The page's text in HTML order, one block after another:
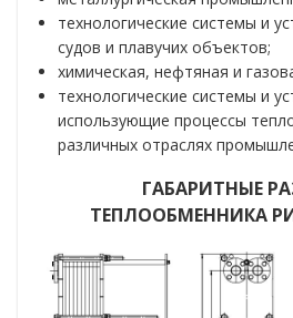
технологические системы и
судов и плавучих объектов;
химическая, нефтяная и
технологические системы и
использующие процессы
различных отраслях
ГАБАРИТНЫЕ
ТЕПЛООБМЕННИКА